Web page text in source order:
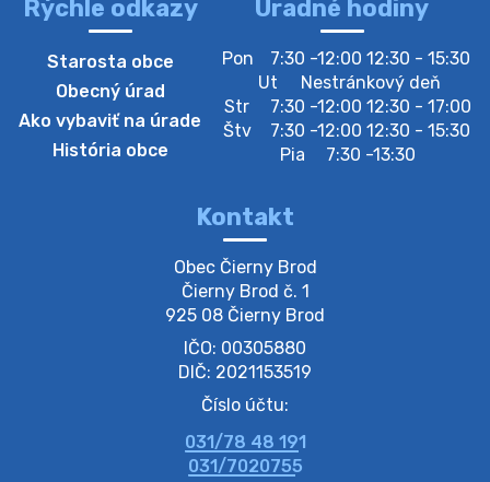
Zber separovaného odpadu plastu-
Oznamujeme obyvateľom, že v stredu 05. augusta
prebehne zber separovaného odpadu plastu. Prosíme
obyvateľov, aby vrecia s odpadom vyložili pred dom už
Oznámenie o plánovanom prerušení dodávky
Oznamujeme Vám, že v určitých dňoch bude v
niektorých častiach našej obce plánované prerušenie
distribúcie elektrickej energie. Podrobné informácie o
dátumoch, časoch a dotknutých …
4. augusta 2026 09:48
Zber BIO odpadu-BIO hulladék elszállítása
Rýchle odkazy
Starosta obce
Obecný úrad
Ako vybaviť na úrade
História obce
Úradné hodiny
Pon
7:30 -12:00 12:30 - 15:30
Ut
Nestránkový deň
Str
7:30 -12:00 12:30 - 17:00
Štv
7:30 -12:00 12:30 - 15:30
Pia
7:30 -13:30
Kontakt
Obec Čierny Brod
Čierny Brod č. 1
925 08 Čierny Brod
IČO: 00305880
DIČ: 2021153519
Číslo účtu:
031/78 48 191
031/7020755